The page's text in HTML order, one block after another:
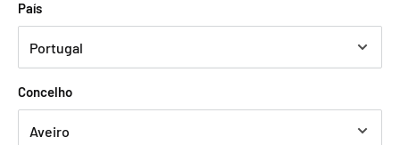
País
Concelho